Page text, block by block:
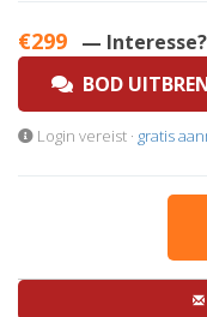
€299 — Interesse?
BOD
Login vereist · gratis